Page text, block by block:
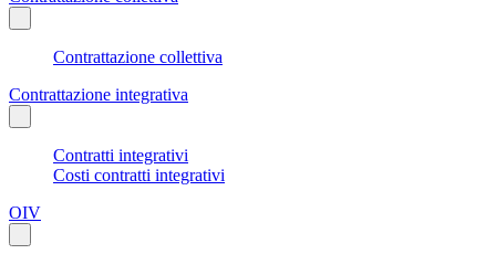
Contrattazione collettiva
Contrattazione integrativa
Contratti integrativi
Costi contratti integrativi
OIV